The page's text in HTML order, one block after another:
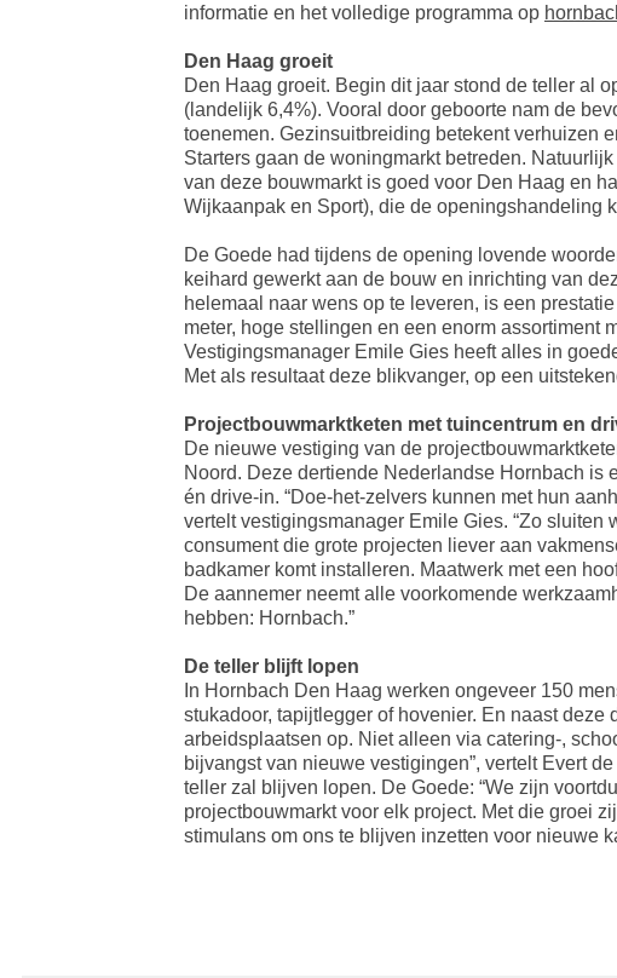
informatie en het volledige programma op
Den Haag groeit
Den Haag groeit. Begin dit jaar stond de teller al
(landelijk 6,4%). Vooral door geboorte nam de
toenemen. Gezinsuitbreiding betekent verhuizen
Starters gaan de woningmarkt betreden.
van deze bouwmarkt is goed voor Den Haag en
Wijkaanpak en Sport), die de openingshandeling
De Goede had tijdens de opening lovende
keihard gewerkt aan de bouw en inrichting van
helemaal naar wens op te leveren, is een
meter, hoge stellingen en een enorm assortiment
Vestigingsmanager Emile Gies heeft alles in
Met als resultaat deze blikvanger, op een
Projectbouwmarktketen met tuincentrum en
De nieuwe vestiging van de
Noord. Deze dertiende Nederlandse Hornbach
én drive-in. “Doe-het-zelvers kunnen met hun
vertelt vestigingsmanager Emile Gies. “Zo
consument die grote projecten liever aan
badkamer komt installeren. Maatwerk met een
De aannemer neemt alle voorkomende
hebben: Hornbach.”
De teller blijft lopen
In Hornbach Den Haag werken ongeveer 150
stukadoor, tapijtlegger of hovenier. En naast
arbeidsplaatsen op. Niet alleen via catering-,
bijvangst van nieuwe vestigingen”, vertelt Evert
teller zal blijven lopen. De Goede: “We zijn
projectbouwmarkt voor elk project. Met die groei
stimulans om ons te blijven inzetten voor nieuwe